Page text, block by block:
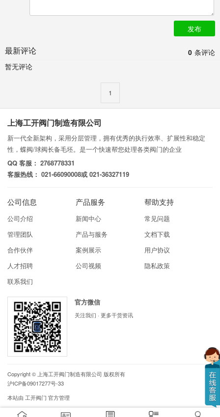
发布
0 条评论
最新评论
暂无评论
1
上海工开阀门制造有限公司
新一代全新架构，采用分层管理，拥有优秀的执行效率、扩展性和稳定
性，蝶阀/球阀长备毛坯。是一个快速帮您处理各类阀门的企业
QQ 客服： 2768778331
客服热线： 021-66090008或 021-36327119
公司信息
公司介绍
管理团队
合作伙伴
人才招聘
联系我们
产品服务
新闻中心
产品与服务
案例展示
公司视频
帮助支持
常见问题
文档下载
用户协议
隐私政策
官方微信
关注我们 · 更多干货资讯
Copyright © 上海工开阀门制造有限公司 版权所有
沪ICP备09017277号-33
本站由 工开阀门 官方管理